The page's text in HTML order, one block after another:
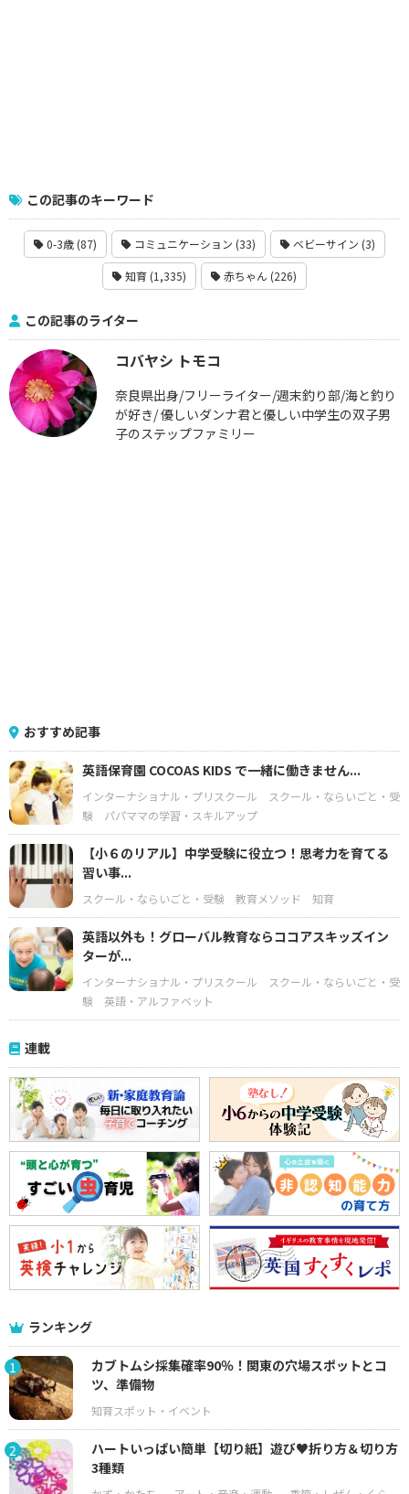
この記事のキーワード
0-3歳 (87) コミュニケーション (33) ベビーサイン (3)
知育 (1,335) 赤ちゃん (226)
この記事のライター
コバヤシ トモコ
奈良県出身/フリーライター/週末釣り部/海と釣り
が好き/ 優しいダンナ君と優しい中学生の双子男
子のステップファミリー
おすすめ記事
英語保育園 COCOAS KIDS で一緒に働きません...
インターナショナル・プリスクール
スクール・ならいごと・受
験
パパママの学習・スキルアップ
【小６のリアル】中学受験に役立つ！思考力を育てる
習い事...
スクール・ならいごと・受験 教育メソッド 知育
英語以外も！グローバル教育ならココアスキッズイン
ターが...
インターナショナル・プリスクール
スクール・ならいごと・受
験
英語・アルファベット
連載
ランキング
1
カブトムシ採集確率90％！関東の穴場スポットとコ
ツ、準備物
2
ハートいっぱい簡単【切り紙】遊び♥折り方＆切り方
3種類